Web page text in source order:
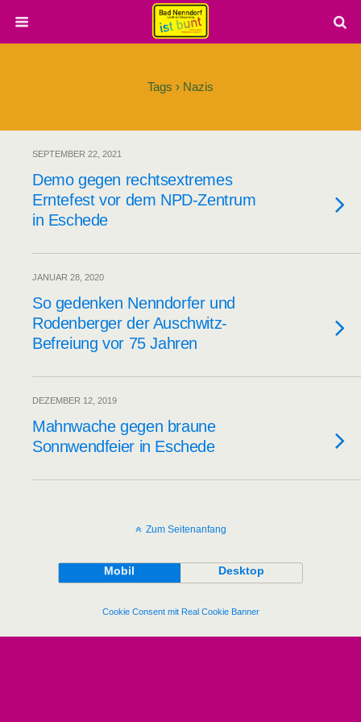
Tags › Nazis
SEPTEMBER 22, 2021
Demo gegen rechtsextremes
Erntefest vor dem NPD-Zentrum
in Eschede
JANUAR 28, 2020
So gedenken Nenndorfer und
Rodenberger der Auschwitz-
Befreiung vor 75 Jahren
DEZEMBER 12, 2019
Mahnwache gegen braune
Sonnwendfeier in Eschede
Zum Seitenanfang
Mobil Desktop
Cookie Consent mit Real Cookie Banner